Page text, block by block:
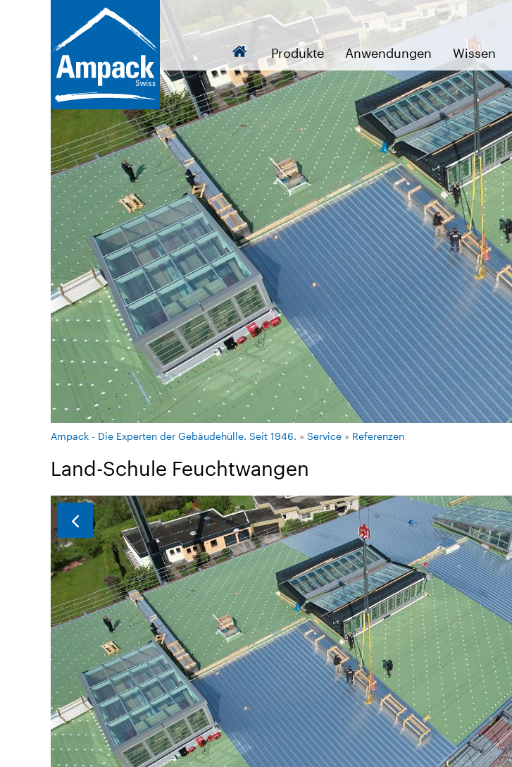
Produkte Anwendungen Wissen
Ampack - Die Experten der Gebäudehülle. Seit 1946. » Service » Referenzen
Land-Schule Feuchtwangen